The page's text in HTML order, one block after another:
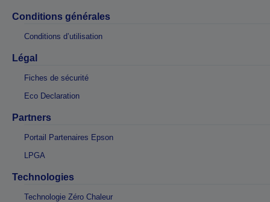
Conditions générales
Conditions d’utilisation
Légal
Fiches de sécurité
Eco Declaration
Partners
Portail Partenaires Epson
LPGA
Technologies
Technologie Zéro Chaleur